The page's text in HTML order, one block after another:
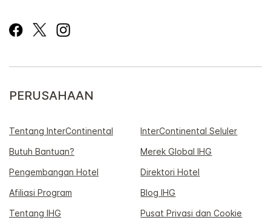
PERUSAHAAN
Tentang InterContinental
InterContinental Seluler
Butuh Bantuan?
Merek Global IHG
Pengembangan Hotel
Direktori Hotel
Afiliasi Program
Blog IHG
Tentang IHG
Pusat Privasi dan Cookie